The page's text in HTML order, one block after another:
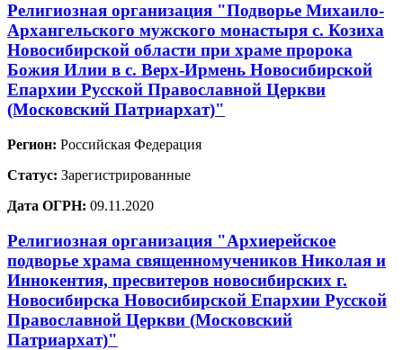
Религиозная организация "Подворье Михаило-
Архангельского мужского монастыря с. Козиха
Новосибирской области при храме пророка
Божия Илии в с. Верх-Ирмень Новосибирской
Епархии Русской Православной Церкви
(Московский Патриархат)"
Регион: Российская Федерация
Статус: Зарегистрированные
Дата ОГРН: 09.11.2020
Религиозная организация "Архиерейское
подворье храма священномучеников Николая и
Иннокентия, пресвитеров новосибирских г.
Новосибирска Новосибирской Епархии Русской
Православной Церкви (Московский
Патриархат)"